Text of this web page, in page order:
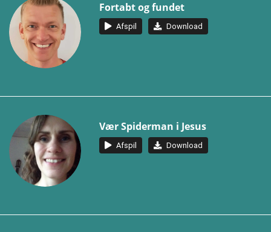
Fortabt og fundet
Afspil Download
Vær Spiderman i Jesus
Afspil Download